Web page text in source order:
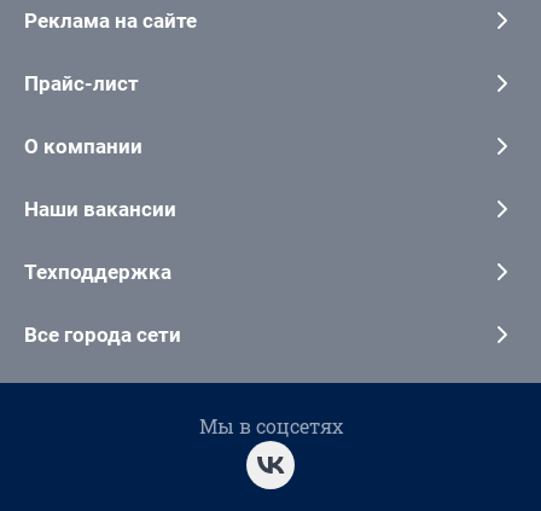
Реклама на сайте
Прайс-лист
О компании
Наши вакансии
Техподдержка
Все города сети
Мы в соцсетях